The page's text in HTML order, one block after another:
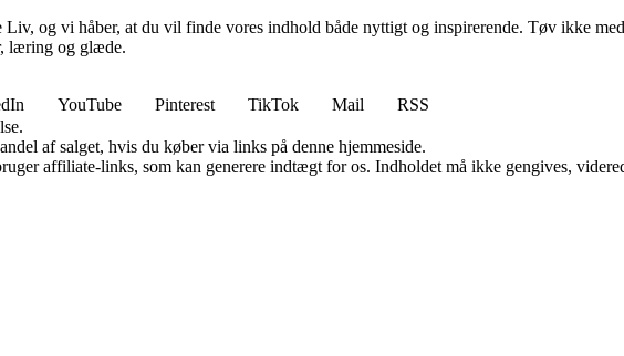
og vi håber, at du vil finde vores indhold både nyttigt og inspirerende. Tøv ikke
læring og glæde.
YouTube Pinterest TikTok Mail
RSS
af salget, hvis du køber via links på denne hjemmeside.
affiliate-links, som kan generere indtægt for os. Indholdet må ikke gengives,